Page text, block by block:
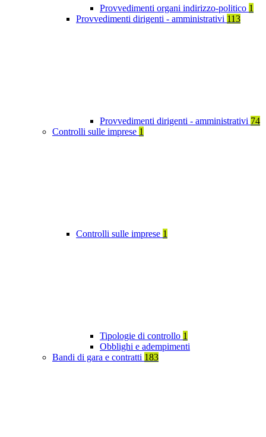
Provvedimenti organi indirizzo-politico 1
Provvedimenti dirigenti - amministrativi 113
Provvedimenti dirigenti - amministrativi 74
Controlli sulle imprese 1
Controlli sulle imprese 1
Tipologie di controllo 1
Obblighi e adempimenti
Bandi di gara e contratti 183